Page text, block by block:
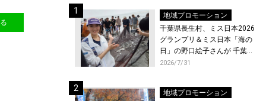
地域プロモーション
千葉県長生村、ミス日本2026
グランプリ＆ミス日本「海の
日」の野口絵子さんが 千葉県
唯一の村・長生村で地引網を
2026/7/31
地域プロモーション